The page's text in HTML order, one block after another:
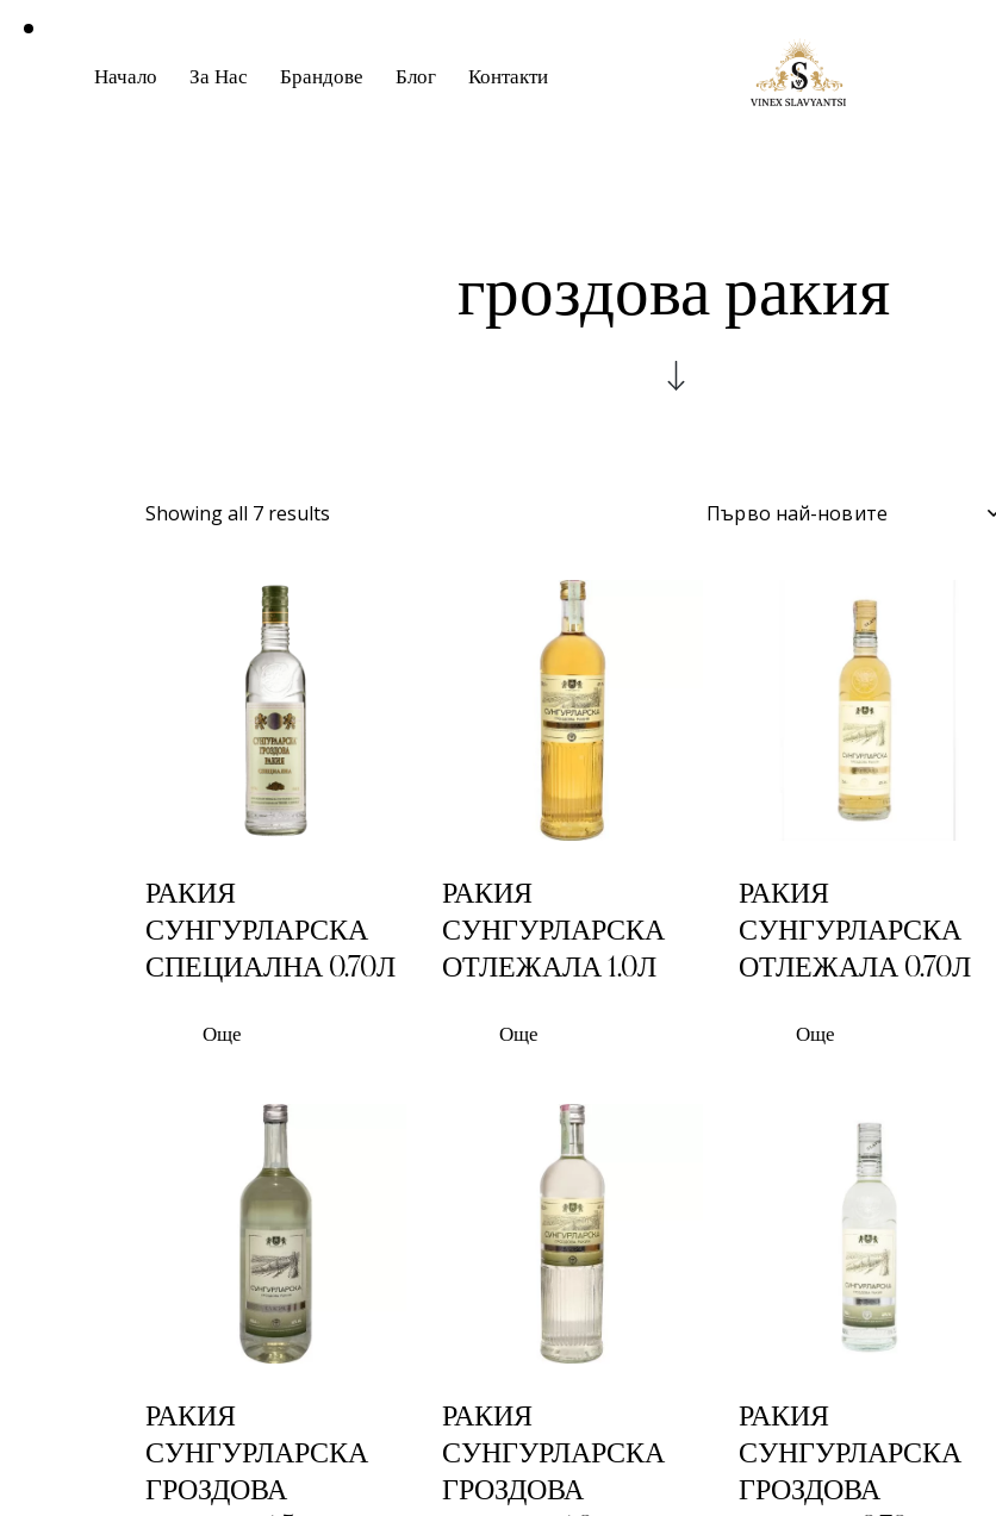
Начало За Нас Брандове Блог Контакти
гроздова ракия
Showing all 7 results
РАКИЯ
СУНГУРЛАРСКА
СПЕЦИАЛНА 0.70Л
Още
РАКИЯ
СУНГУРЛАРСКА
ОТЛЕЖАЛА 1.0Л
Още
РАКИЯ
СУНГУРЛАРСКА
ОТЛЕЖАЛА 0.70Л
Още
РАКИЯ
СУНГУРЛАРСКА
ГРОЗДОВА
РАКИЯ
СУНГУРЛАРСКА
ГРОЗДОВА
РАКИЯ
СУНГУРЛАРСКА
ГРОЗДОВА